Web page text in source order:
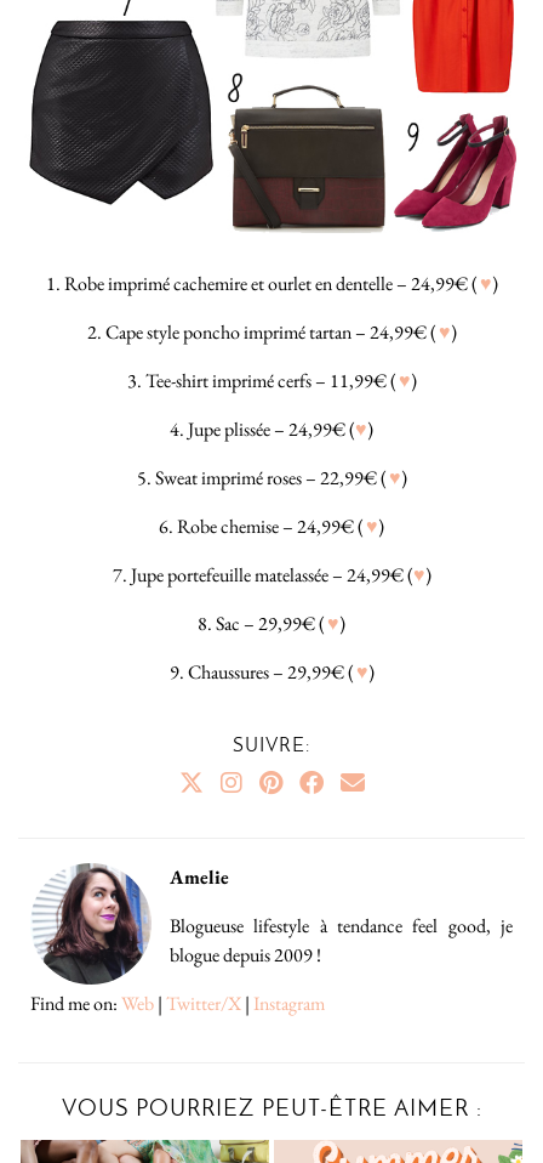
1. Robe imprimé cachemire et ourlet en dentelle – 24,99€ (♥)
2. Cape style poncho imprimé tartan – 24,99€ (♥)
3. Tee-shirt imprimé cerfs – 11,99€ (♥)
4. Jupe plissée – 24,99€ (♥)
5. Sweat imprimé roses – 22,99€ (♥)
6. Robe chemise – 24,99€ (♥)
7. Jupe portefeuille matelassée – 24,99€ (♥)
8. Sac – 29,99€ (♥)
9. Chaussures – 29,99€ (♥)
SUIVRE:
Amelie
Blogueuse lifestyle à tendance feel good, je
blogue depuis 2009 !
Find me on:Web|Twitter/X| Instagram
VOUS POURRIEZ PEUT-ÊTRE AIMER :